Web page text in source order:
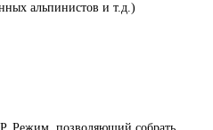
альпинистов и т.д.)